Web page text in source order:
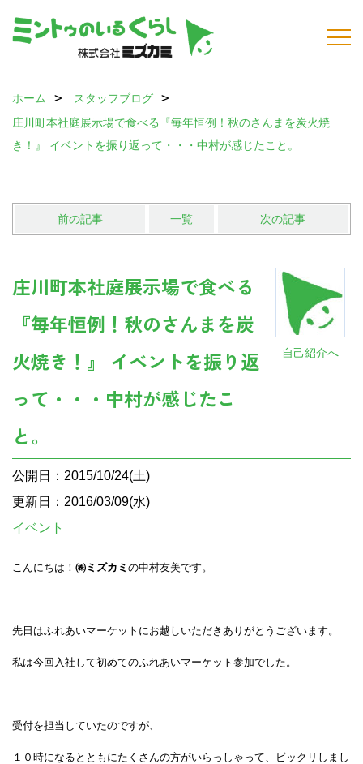
ホーム
スタッフブログ
庄川町本社庭展示場で食べる『毎年恒例！秋のさんまを炭火焼
き！』 イベントを振り返って・・・中村が感じたこと。
前の記事 一覧 次の記事
自己紹介へ
庄川町本社庭展示場で食べる
『毎年恒例！秋のさんまを炭
火焼き！』 イベントを振り返
って・・・中村が感じたこ
と。
公開日：2015/10/24(土)
更新日：2016/03/09(水)
イベント
こんにちは！ ㈱ミズカミ の中村友美です。
先日はふれあいマーケットにお越しいただきありがとうございます。
私は今回入社して初めてのふれあいマーケット参加でした。
受付を担当していたのですが、
１０時になるとともにたくさんの方がいらっしゃって、ビックリしまし